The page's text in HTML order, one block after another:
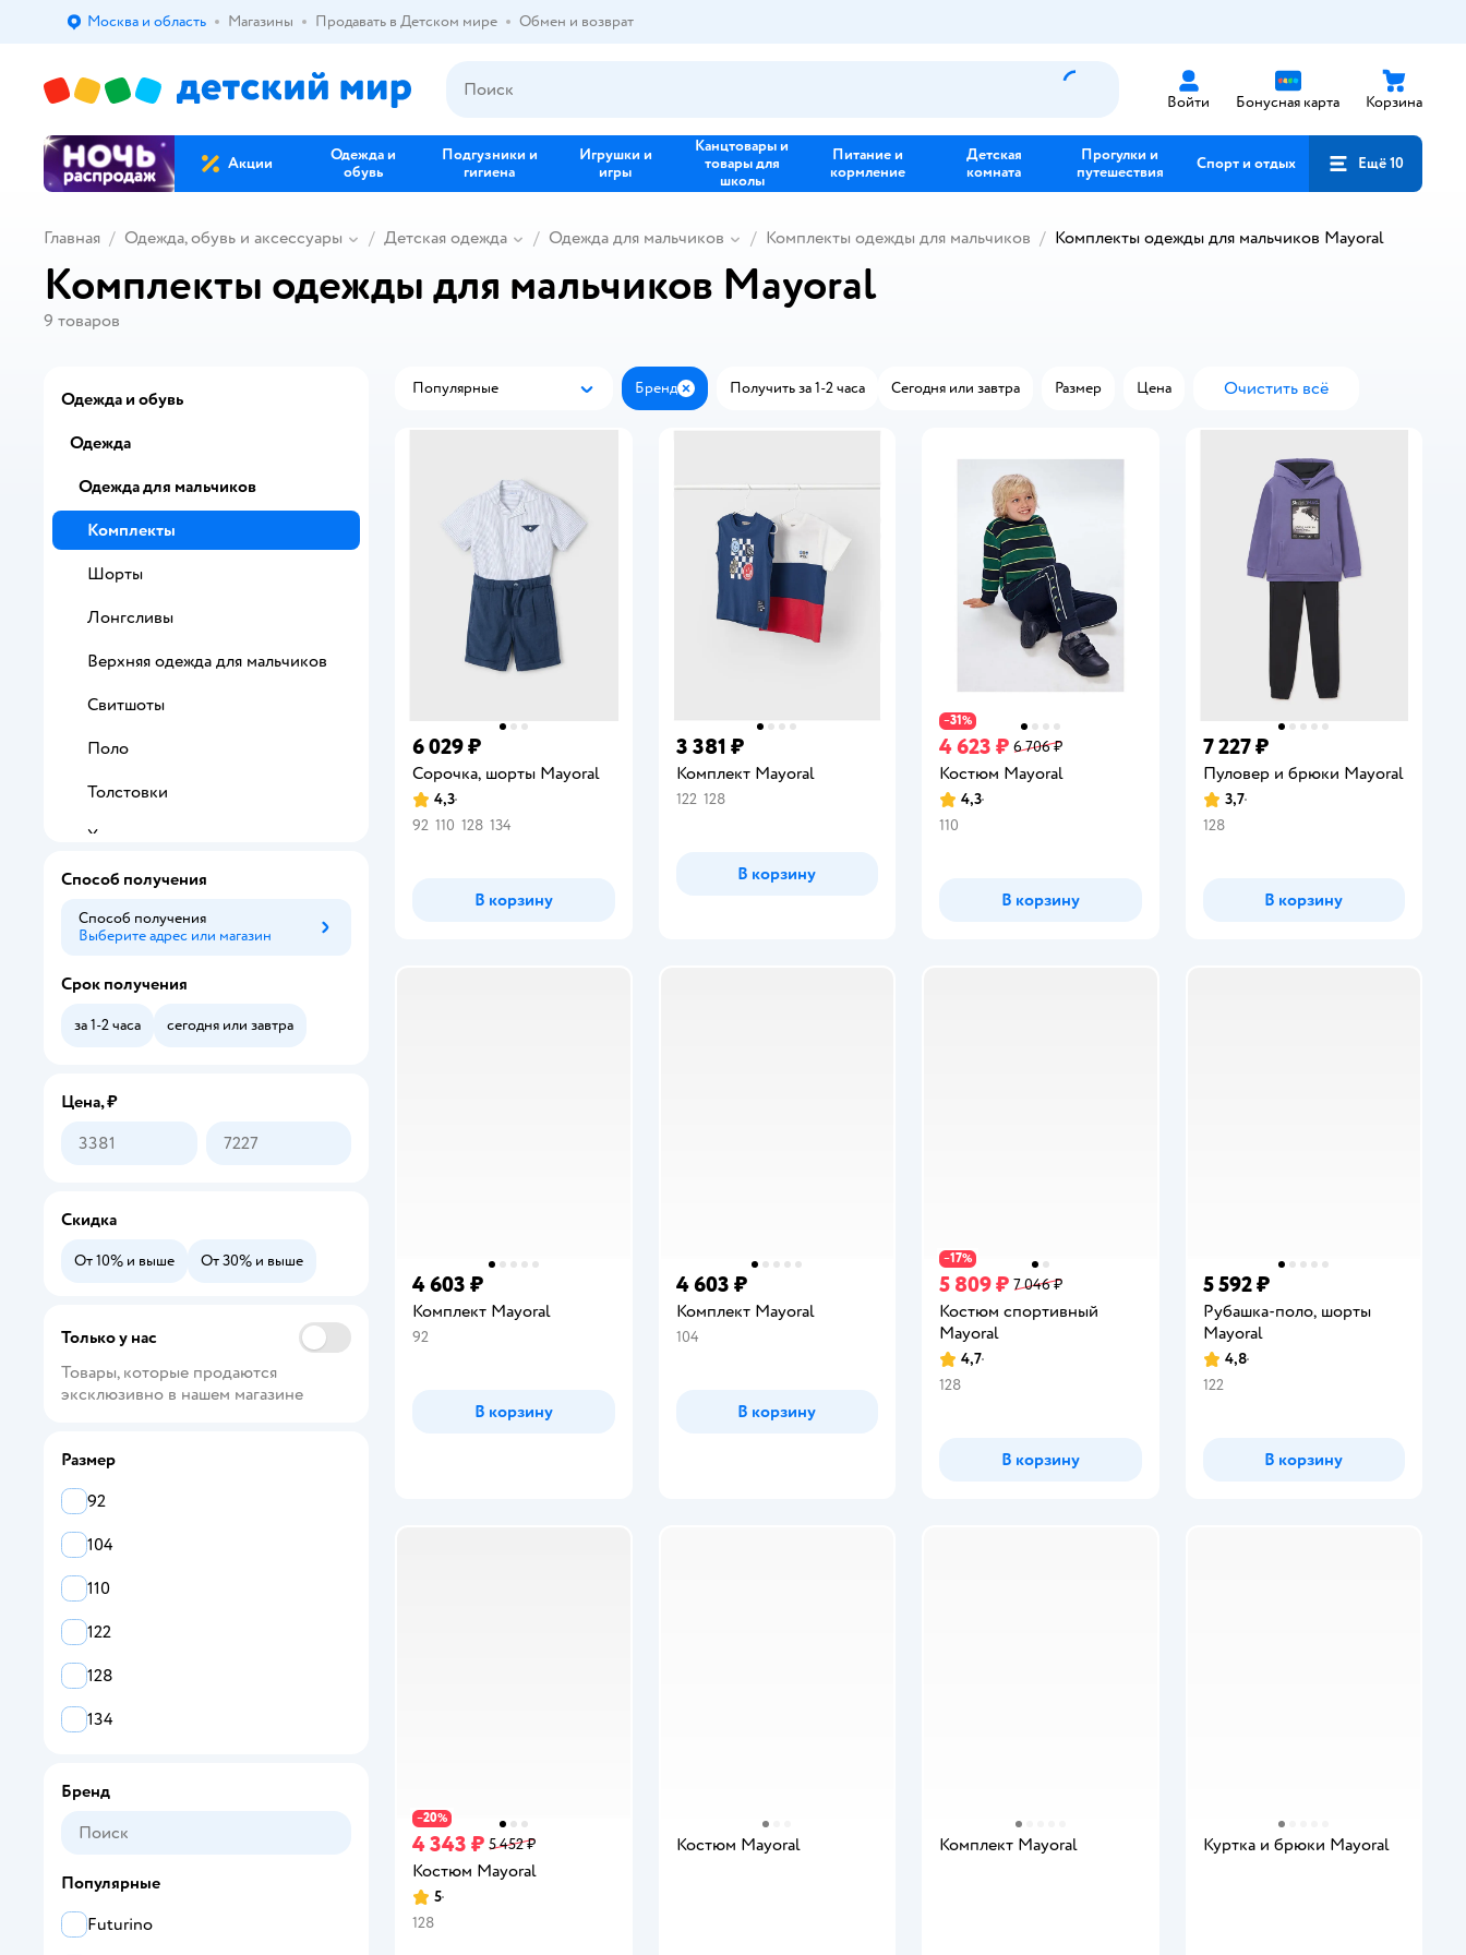
Выбор адреса доставки.
Москва и область Магазины Продавать в Детском мире Обмен и возврат
Войти Бонусная карта Корзина
Акции
Одежда и
обувь
Подгузники и
гигиена
Игрушки и
игры
Канцтовары и
товары для
школы
Питание и
кормление
Детская
комната
Прогулки и
путешествия
Спорт и отдых Ещё 10
Главная Одежда, обувь и аксессуары Детская одежда Одежда для мальчиков Комплекты одежды для мальчиков Комплекты одежды для мальчиков Mayoral
Комплекты одежды для мальчиков Mayoral
9 товаров
Популярные
Популярные Бренд ЗакрытьПолучить за 1-2 часа Сегодня или завтра Размер Цена Очистить всё
6 029 ₽
Сорочка, шорты Mayoral
Рейтинг:
4,3
92 110 128 134
В корзину
3 381 ₽
Комплект Mayoral
122 128
В корзину
−31 %
4 623 ₽ 6 706 ₽
Костюм Mayoral
Рейтинг:
4,3
110
В корзину
7 227 ₽
Пуловер и брюки Mayoral
Рейтинг:
3,7
128
В корзину
4 603 ₽
Комплект Mayoral
92
В корзину
4 603 ₽
Комплект Mayoral
104
В корзину
−17%
5 809 ₽ 7 046 ₽
Костюм спортивный
Mayoral
Рейтинг:
4,7
128
В корзину
5 592 ₽
Рубашка-поло, шорты
Mayoral
Рейтинг:
4,8
122
В корзину
−20%
4 343 ₽ 5 452 ₽
Костюм Mayoral
Рейтинг:
5
128
Костюм Mayoral Комплект Mayoral Куртка и брюки Mayoral
Одежда и обувь
Одежда
Одежда для мальчиков
Комплекты
Шорты
Лонгсливы
Верхняя одежда для мальчиков
Свитшоты
Поло
Толстовки
Худи
Джемперы
Джинсы
Пиджаки
Пляжная одежда для мальчиков
Майки
Способ получения
Способ получения
Выберите адрес или магазин
Способ получения
Срок получения
за 1-2 часа сегодня или завтра
Цена, ₽
Скидка
От 10% и выше От 30% и выше
Только у нас
Товары, которые продаются
эксклюзивно в нашем магазине
Размер
92
104
110
122
128
134
Бренд
Популярные
Futurino